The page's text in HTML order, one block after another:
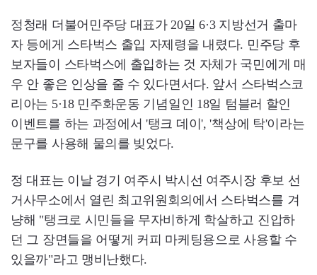
정청래 더불어민주당 대표가 20일 6·3 지방선거 출마
자 등에게 스타벅스 출입 자제령을 내렸다. 민주당 후
보자들이 스타벅스에 출입하는 것 자체가 국민에게 매
우 안 좋은 인상을 줄 수 있다면서다. 앞서 스타벅스코
리아는 5·18 민주화운동 기념일인 18일 텀블러 할인
이벤트를 하는 과정에서 '탱크 데이', '책상에 탁'이라는
문구를 사용해 물의를 빚었다.
정 대표는 이날 경기 여주시 박시선 여주시장 후보 선
거사무소에서 열린 최고위원회의에서 스타벅스를 겨
냥해 "탱크로 시민들을 무자비하게 학살하고 진압하
던 그 장면들을 어떻게 커피 마케팅용으로 사용할 수
있을까"라고 맹비난했다.